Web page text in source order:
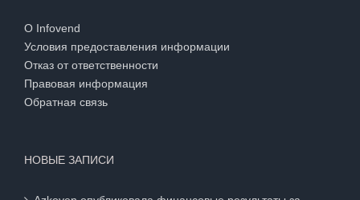
О Infovend
Условия предоставления информации
Отказ от ответственности
Правовая информация